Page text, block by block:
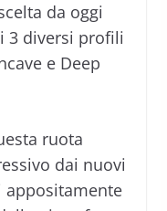
da oggi
3 diversi profili
e Deep
ruota
dai nuovi